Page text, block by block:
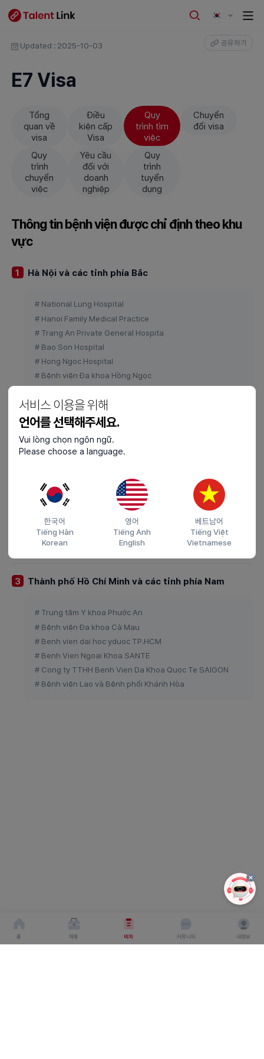
서비스 이용을 위해
언어를 선택해주세요.
Vui lòng chọn ngôn ngữ.
Please choose a language.
한국어
Tiếng Hàn
Korean
영어
Tiếng Anh
English
베트남어
Tiếng Việt
Vietnamese
홈 채용 비자 커뮤니티 내정보
Updated : 2025-10-03 공유하기
E7 Visa
Tổng
quan về
visa
Điều
kiện cấp
Visa
Quy
trình tìm
việc
Chuyển
đổi visa
Quy
trình
chuyển
việc
Yêu cầu
đối với
doanh
nghiệp
Quy
trình
tuyển
dụng
Thông tin bệnh viện được chỉ định theo khu
vực
1 Hà Nội và các tỉnh phía Bắc
# National Lung Hospital
# Hanoi Family Medical Practice
# Trang An Private General Hospita
# Bao Son Hospital
# Hong Ngoc Hospital
# Bệnh viện Đa khoa Hồng Ngọc
# Phòng khám Đa khoa Hồng Ngọc Savico
# Phòng khám Đa khoa Hồng Ngọc – Nguyễn Tuân
Đà Nẵng và các tỉnh miền Trung
# Bệnh viện Phổi Đà Nẵng
# Da Nang Hospital for Women and Children
# Family Medical Practice
3 Thành phố Hồ Chí Minh và các tỉnh phía Nam
# Trung tâm Y khoa Phước An
# Bệnh viện Đa khoa Cà Mau
# Benh vien dai hoc yduoc TP.HCM
# Benh Vien Ngoai Khoa SANTE
# Cong ty TTHH Benh Vien Da Khoa Quoc Te SAIGON
# Bệnh viện Lao và Bệnh phổi Khánh Hòa